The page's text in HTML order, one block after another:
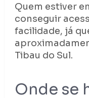
Quem estiver
conseguir
facilidade, já
Tibau do Sul.
Onde se